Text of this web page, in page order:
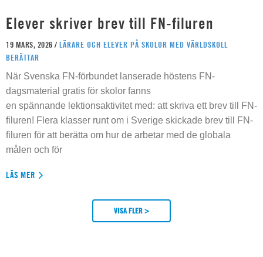
Elever skriver brev till FN-filuren
19 MARS, 2026 / LÄRARE OCH ELEVER PÅ SKOLOR MED VÄRLDSKOLL
BERÄTTAR
När Svenska FN-förbundet lanserade höstens FN-
dagsmaterial gratis för skolor fanns
en spännande lektionsaktivitet med: att skriva ett brev till FN-
filuren! Flera klasser runt om i Sverige skickade brev till FN-
filuren för att berätta om hur de arbetar med de globala
målen och för
LÄS MER
VISA FLER >